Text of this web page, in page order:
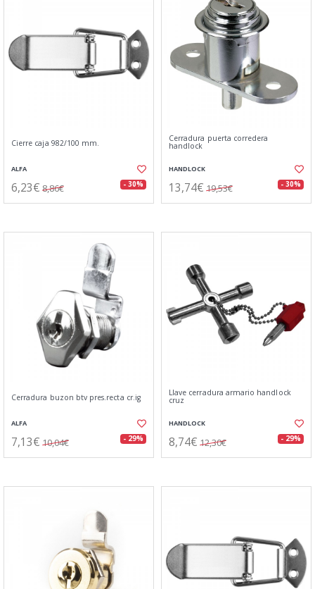
Cierre caja 982/100 mm.
ALFA
6,23€ 8,86€ - 30%
Cerradura puerta corredera
handlock
HANDLOCK
13,74€ 19,53€ - 30%
Cerradura buzon btv pres.recta cr.ig
ALFA
7,13€ 10,04€ - 29%
Llave cerradura armario handlock
cruz
HANDLOCK
8,74€ 12,30€ - 29%